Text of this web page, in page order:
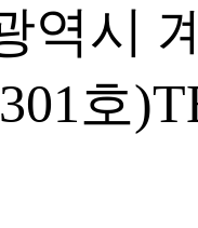
역시
호)